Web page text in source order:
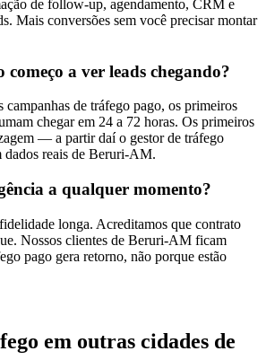
de follow-up, agendamento, CRM e
Mais conversões sem você precisar montar
a ver leads chegando?
campanhas de tráfego pago, os primeiros
chegar em 24 a 72 horas. Os primeiros
— a partir daí o gestor de tráfego
dados reais de Beruri-AM.
a qualquer momento?
longa. Acreditamos que contrato
Nossos clientes de Beruri-AM ficam
pago gera retorno, não porque estão
em outras cidades de